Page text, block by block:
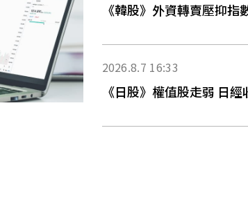
《韓股》外資轉賣壓抑指
2026.8.7 16:33
《日股》權值股走弱 日